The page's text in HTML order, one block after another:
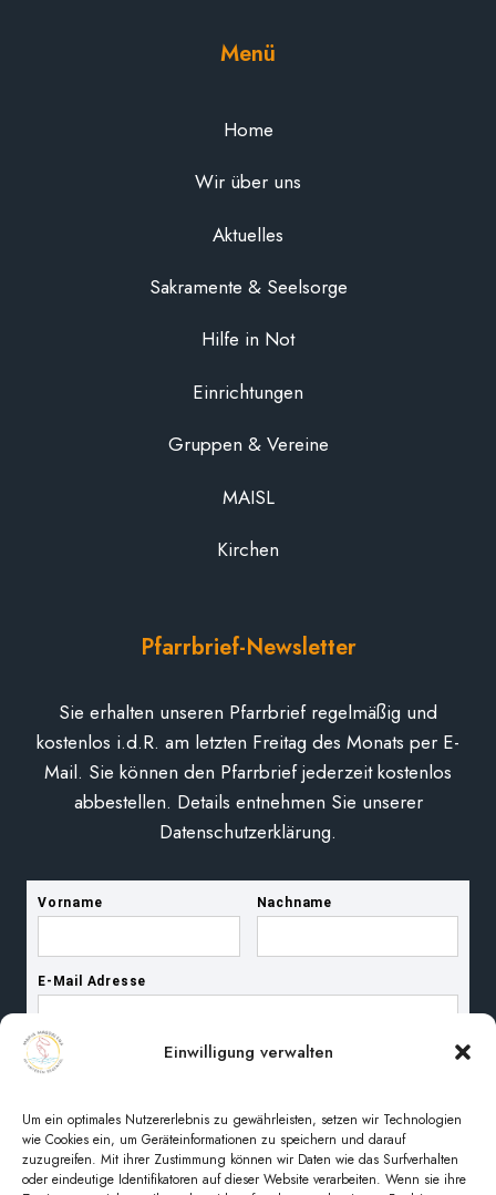
Einwilligung verwalten
Um ein optimales Nutzererlebnis zu gewährleisten, setzen wir Technologien
wie Cookies ein, um Geräteinformationen zu speichern und darauf
zuzugreifen. Mit ihrer Zustimmung können wir Daten wie das Surfverhalten
oder eindeutige Identifikatoren auf dieser Website verarbeiten. Wenn sie ihre
Menü
Home
Wir über uns
Aktuelles
Sakramente & Seelsorge
Hilfe in Not
Einrichtungen
Gruppen & Vereine
MAISL
Kirchen
Pfarrbrief-Newsletter
Sie erhalten unseren Pfarrbrief regelmäßig und
kostenlos i.d.R. am letzten Freitag des Monats per E-
Mail. Sie können den Pfarrbrief jederzeit kostenlos
abbestellen. Details entnehmen Sie unserer
Datenschutzerklärung.